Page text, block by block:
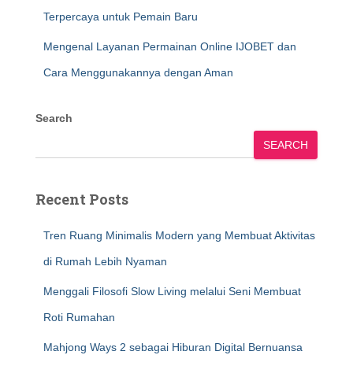
Terpercaya untuk Pemain Baru
Mengenal Layanan Permainan Online IJOBET dan
Cara Menggunakannya dengan Aman
Search
SEARCH
Recent Posts
Tren Ruang Minimalis Modern yang Membuat Aktivitas
di Rumah Lebih Nyaman
Menggali Filosofi Slow Living melalui Seni Membuat
Roti Rumahan
Mahjong Ways 2 sebagai Hiburan Digital Bernuansa